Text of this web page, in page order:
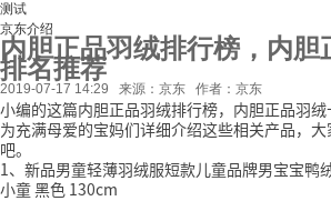
测试
京东介绍
内胆正品羽绒排行榜，内胆
排名推荐
2019-07-17 14:29 来源：京东 作者：京东
小编的这篇内胆正品羽绒排行榜，内胆正品羽绒
为充满母爱的宝妈们详细介绍这些相关产品，
吧。
1、新品男童轻薄羽绒服短款儿童品牌男宝宝鸭
小童 黑色 130cm